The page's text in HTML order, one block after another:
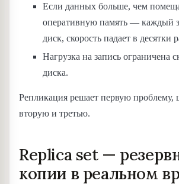
Если данных больше, чем
оперативную память — каждый
диск, скорость падает в десятки
Нагрузка на запись ограничена
диска.
Репликация решает первую
вторую и третью.
Replica set —
копии в реальном